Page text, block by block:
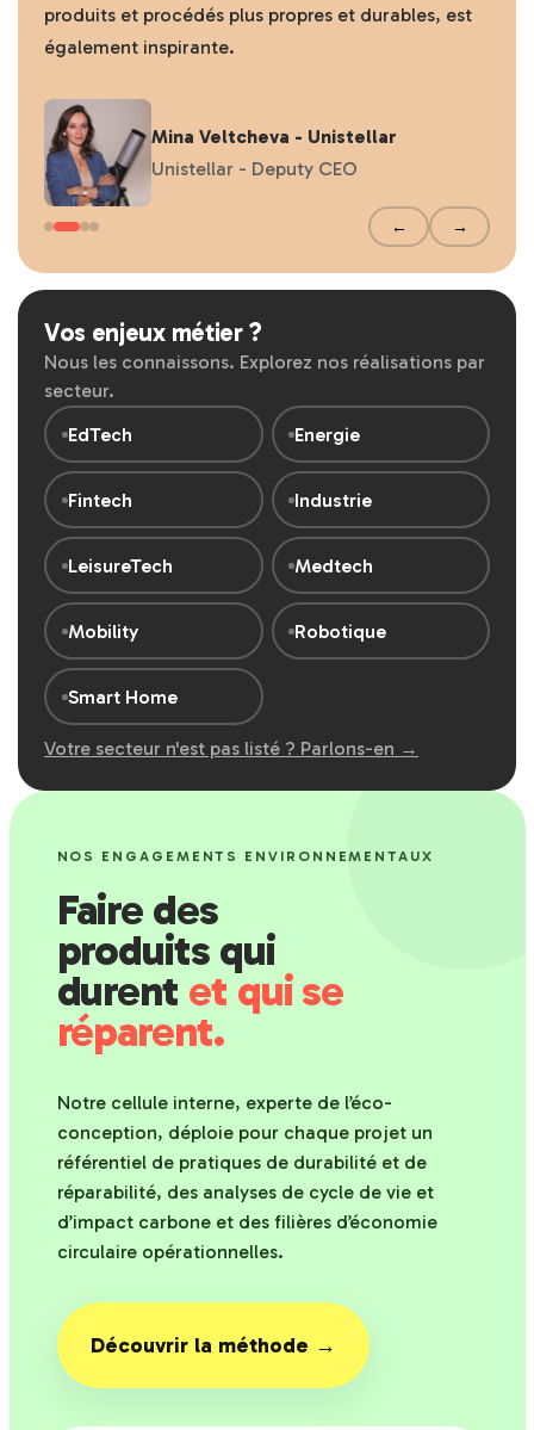
produits et procédés plus propres et durables, est
également inspirante.
Mina Veltcheva - Unistellar
Unistellar - Deputy CEO
← →
Vos enjeux métier ?
Nous les connaissons. Explorez nos réalisations par
secteur.
EdTech
Energie
Fintech Industrie
LeisureTech Medtech
Mobility Robotique
Smart Home
Votre secteur n'est pas listé ? Parlons-en →
NOS ENGAGEMENTS ENVIRONNEMENTAUX
Faire des
produits qui
durent et qui se
réparent.
Notre cellule interne, experte de l’éco-
conception, déploie pour chaque projet un
référentiel de pratiques de durabilité et de
réparabilité, des analyses de cycle de vie et
d’impact carbone et des filières d’économie
circulaire opérationnelles.
Découvrir la méthode →